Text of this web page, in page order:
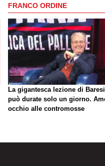
FRANCO ORDINE
La gigantesca lezione di
può durate solo un giorno.
occhio alle contromosse